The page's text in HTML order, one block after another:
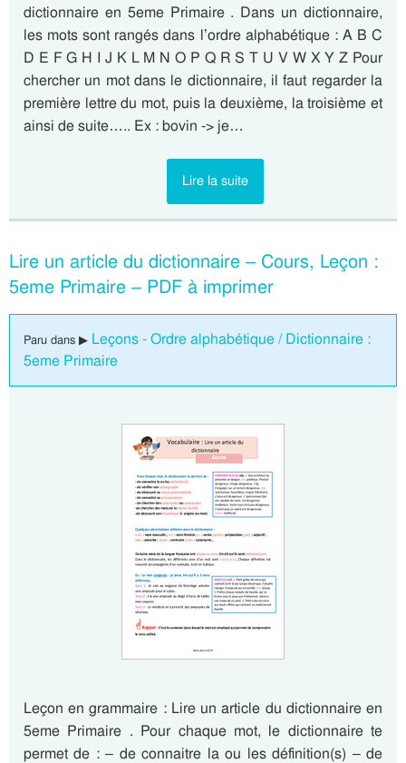
dictionnaire en 5eme Primaire . Dans un dictionnaire,
les mots sont rangés dans l’ordre alphabétique : A B C
D E F G H I J K L M N O P Q R S T U V W X Y Z Pour
chercher un mot dans le dictionnaire, il faut regarder la
première lettre du mot, puis la deuxième, la troisième et
ainsi de suite….. Ex : bovin -> je…
Lire la suite
Lire un article du dictionnaire – Cours, Leçon :
5eme Primaire – PDF à imprimer
Paru dans ▶ Leçons - Ordre alphabétique / Dictionnaire :
5eme Primaire
Leçon en grammaire : Lire un article du dictionnaire en
5eme Primaire . Pour chaque mot, le dictionnaire te
permet de : – de connaitre la ou les définition(s) – de